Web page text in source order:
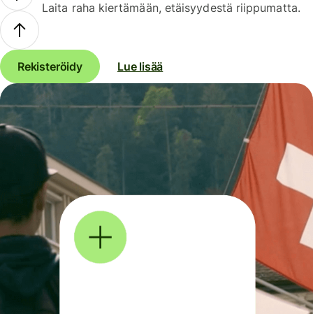
Laita raha kiertämään, etäisyydestä riippumatta.
Rekisteröidy Lue lisää